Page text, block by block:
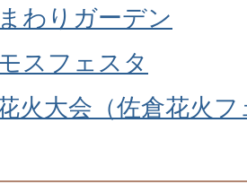
わりガーデン
スフェスタ
火大会（佐倉花火